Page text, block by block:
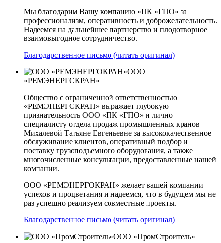
Мы благодарим Вашу компанию «ПК «ГПО» за
профессионализм, оперативность и доброжелательность.
Надеемся на дальнейшее партнерство и плодотворное
взаимовыгодное сотрудничество.
Благодарственное письмо (читать оригинал)
ООО
«РЕМЭНЕРГОКРАН»
Общество с ограниченной ответственностью
«РЕМЭНЕРГОКРАН» выражает глубокую
признательность ООО «ПК «ГПО» и лично
специалисту отдела продаж промышленных кранов
Михалевой Татьяне Евгеньевне за высококачественное
обслуживание клиентов, оперативный подбор и
поставку грузоподъемного оборудования, а также
многочисленные консультации, предоставленные нашей
компании.
ООО «РЕМЭНЕРГОКРАН» желает вашей компании
успехов и процветания и надеемся, что в будущем мы не
раз успешно реализуем совместные проекты.
Благодарственное письмо (читать оригинал)
ООО «ПромСтроитель»